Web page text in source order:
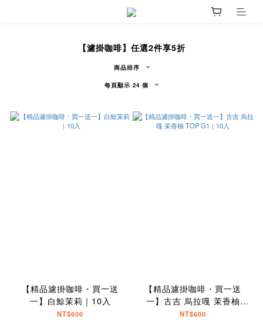
【濾掛咖啡】任選2件享5折
商品排序
每頁顯示 24 個
【精品濾掛咖啡・買一送
一】白鯨茉莉｜10入
NT$600
【精品濾掛咖啡・買一送
一】古吉 烏拉嘎 茉香柚
TOP G1｜10入
NT$600